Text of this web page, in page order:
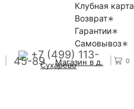
Клубная карта
Возврат
Гарантии
Самовывоз
+7 (499) 113-
45-89 Магазин в д.
Сухарево 0